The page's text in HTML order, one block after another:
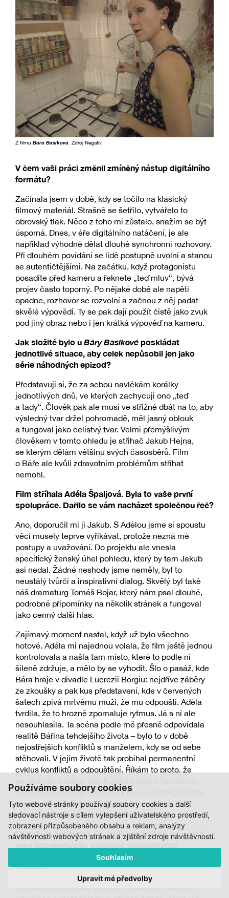
Používáme soubory cookies
Tyto webové stránky používají soubory cookies a další
sledovací nástroje s cílem vylepšení uživatelského prostředí,
zobrazení přizpůsobeného obsahu a reklam, analýzy
návštěvnosti webových stránek a zjištění zdroje návštěvnosti.
Souhlasím
Upravit mé předvolby
Z filmu Bára Basiková . Zdroj Negativ
V čem vaši práci změnil zmíněný nástup digitálního
formátu?
Začínala jsem v době, kdy se točilo na klasický
filmový materiál. Strašně se šetřilo, vytvářelo to
obrovský tlak. Něco z toho mi zůstalo, snažím se být
úsporná. Dnes, v éře digitálního natáčení, je ale
například výhodné dělat dlouhé synchronní rozhovory.
Při dlouhém povídání se lidé postupně uvolní a stanou
se autentičtějšími. Na začátku, když protagonistu
posadíte před kameru a řeknete „teď mluv“, bývá
projev často toporný. Po nějaké době ale napětí
opadne, rozhovor se rozvolní a začnou z něj padat
skvělé výpovědi. Ty se pak dají použít čistě jako zvuk
pod jiný obraz nebo i jen krátká výpověď na kameru.
Jak složité bylo u Báry Basikové poskládat
jednotlivé situace, aby celek nepůsobil jen jako
série náhodných epizod?
Představuji si, že za sebou navlékám korálky
jednotlivých dnů, ve kterých zachycuji ono „teď
a tady“. Člověk pak ale musí ve střižně dbát na to, aby
výsledný tvar držel pohromadě, měl jasný oblouk
a fungoval jako celistvý tvar. Velmi přemýšlivým
člověkem v tomto ohledu je střihač Jakub Hejna,
se kterým dělám většinu svých časosběrů. Film
o Báře ale kvůli zdravotním problémům stříhat
nemohl.
Film stříhala Adéla Špaljová. Byla to vaše první
spolupráce. Dařilo se vám nacházet společnou řeč?
Ano, doporučil mi ji Jakub. S Adélou jsme si spoustu
věcí musely teprve vyříkávat, protože nezná mé
postupy a uvažování. Do projektu ale vnesla
specifický ženský úhel pohledu, který by tam Jakub
asi nedal. Žádné neshody jsme neměly, byl to
neustálý tvůrčí a inspirativní dialog. Skvělý byl také
náš dramaturg Tomáš Bojar, který nám psal dlouhé,
podrobné připomínky na několik stránek a fungoval
jako cenný další hlas.
Zajímavý moment nastal, když už bylo všechno
hotové. Adéla mi najednou volala, že film ještě jednou
kontrolovala a našla tam místo, které to podle ní
šíleně zdržuje, a mělo by se vyhodit. Šlo o pasáž, kde
Bára hraje v divadle Lucrezii Borgiu: nejdříve záběry
ze zkoušky a pak kus představení, kde v červených
šatech zpívá mrtvému muži, že mu odpouští. Adéla
tvrdila, že to hrozně zpomaluje rytmus. Já s ní ale
nesouhlasila. Ta scéna podle mě přesně odpovídala
realitě Bářina tehdejšího života – bylo to v době
nejostřejších konfliktů s manželem, kdy se od sebe
stěhovali. V jejím životě tak probíhal permanentní
cyklus konfliktů a odpouštění. Říkám to proto, že
a obsahově korespondovala s tím, co protagonistka
zrovna reálně prožívá, a ta píseň tam měla
nezastupitelné místo, takže jsme ji nechali.
To ovšem znamená, že realitu ve střižně do určité
významy, které jasněji vyvstanou až při zpětném
pohledu.